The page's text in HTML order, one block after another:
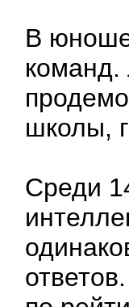
В
команд.
школы,
Среди